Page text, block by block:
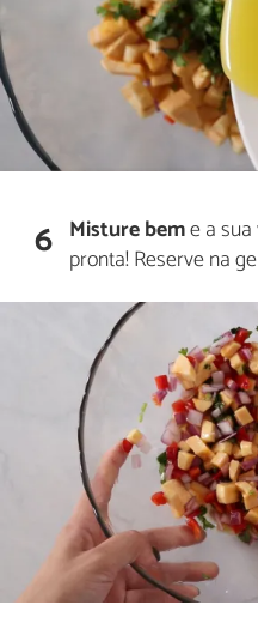
6 Misture beme a
pronta! Reserve na